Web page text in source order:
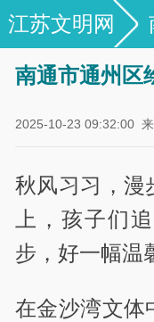
江苏文明网
南通市通州区
2025-10-23 09:32:00
秋风习习，漫
上，孩子们
步，好一幅温
在金沙湾文体